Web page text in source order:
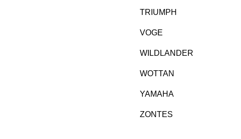
TRIUMPH
VOGE
WILDLANDER
WOTTAN
YAMAHA
ZONTES